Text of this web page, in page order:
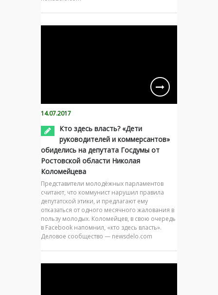
14.07.2017
Кто здесь власть? «Дети
руководителей и коммерсантов»
обиделись на депутата Госдумы от
Ростовской области Николая
Коломейцева
Представители молодёжных парламентов
считают, что коммунист нарушил правила
депутатской этики, и предлагают ему
отказаться от одного месячного жалования в
пользу молодых. Коломейцев, в свою очередь
в Facebook напомнил, «кто здесь власть».
Деловое сообщество — newsdelo.com